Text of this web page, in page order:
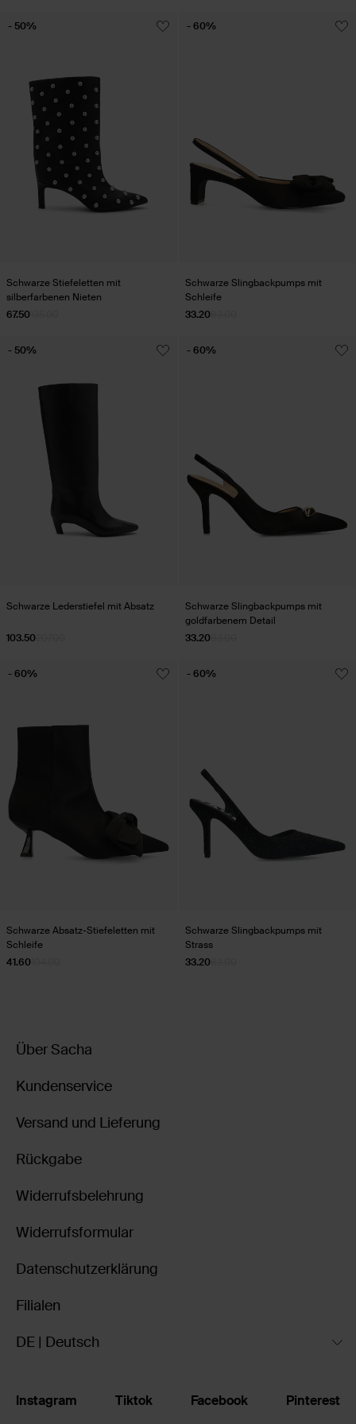
Schwarze Stiefeletten mit
silberfarbenen Nieten
67.50
- 50%
Schwarze Slingbackpumps mit
Schleife
33.20
- 60%
Schwarze Lederstiefel mit Absatz
103.50
- 50%
Schwarze Slingbackpumps mit
goldfarbenem Detail
33.20
- 60%
Schwarze Absatz-Stiefeletten mit
Schleife
41.60
- 60%
Schwarze Slingbackpumps mit
Strass
33.20
- 60%
Über Sacha
Kundenservice
Versand und Lieferung
Rückgabe
Widerrufsbelehrung
Widerrufsformular
Datenschutzerklärung
Filialen
DE | Deutsch
Instagram Tiktok Facebook Pinterest